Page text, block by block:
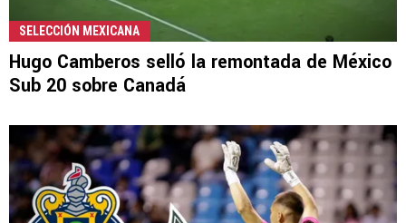
SELECCIÓN MEXICANA
Hugo Camberos selló la remontada de México
Sub 20 sobre Canadá